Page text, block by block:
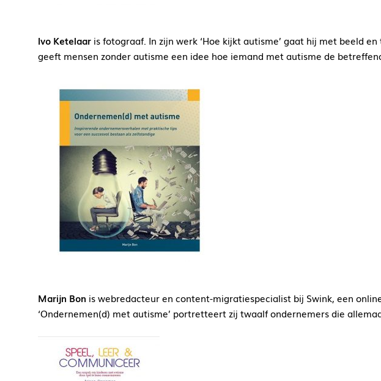
Ivo Ketelaar is fotograaf. In zijn werk ‘Hoe kijkt autisme’ gaat hij met beeld
geeft mensen zonder autisme een idee hoe iemand met autisme de
Marijn Bon is webredacteur en content-migratiespecialist bij Swink, een
‘Ondernemen(d) met autisme’ portretteert zij twaalf ondernemers die